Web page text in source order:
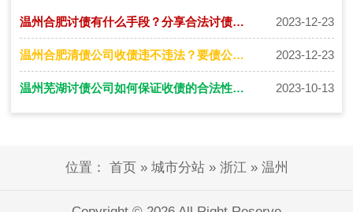
作上…
温州合肥讨债有什么手段？分享合法讨债要账秘诀！ 2023-12-23
温州合肥清债公司收债违不违法？要债公司怎么收费？ 2023-12-23
温州芜湖讨债公司如何保证收债的合法性和安全性 2023-10-13
位置： 首页 » 城市分站» 浙江» 温州